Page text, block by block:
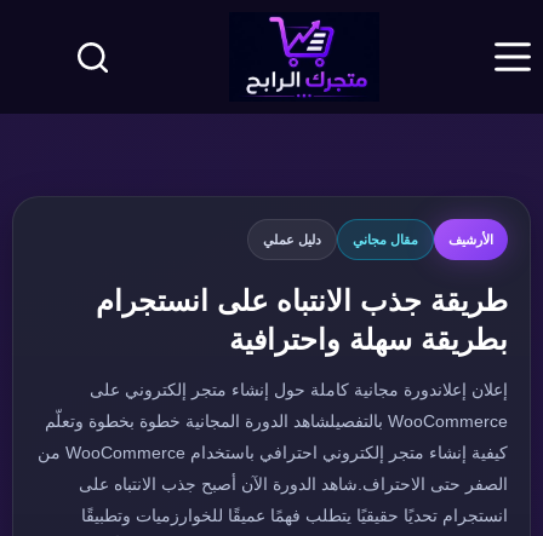
المحتوى
الأرشيف مقال مجاني دليل عملي
طريقة جذب الانتباه على انستجرام
بطريقة سهلة واحترافية
إعلان إعلاندورة مجانية كاملة حول إنشاء متجر إلكتروني على
WooCommerce بالتفصيلشاهد الدورة المجانية خطوة بخطوة وتعلّم
كيفية إنشاء متجر إلكتروني احترافي باستخدام WooCommerce من
الصفر حتى الاحتراف.شاهد الدورة الآن أصبح جذب الانتباه على
انستجرام تحديًا حقيقيًا يتطلب فهمًا عميقًا للخوارزميات وتطبيقًا